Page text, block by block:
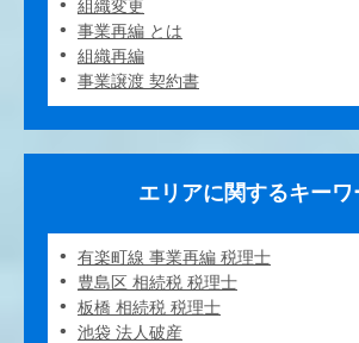
組織変更
事業再編 とは
組織再編
事業譲渡 契約書
エリアに関するキーワ
有楽町線 事業再編 税理士
豊島区 相続税 税理士
板橋 相続税 税理士
池袋 法人破産